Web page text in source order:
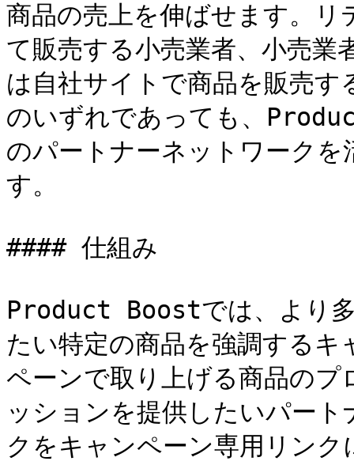
商品の売上を伸ばせます。
て販売する小売業者、小売業
は自社サイトで商品を販売す
のいずれであっても、
のパートナーネットワーク
す。
#### 仕組み
Product Boostでは、より多
たい特定の商品を強調する
ペーンで取り上げる商品の
ッションを提供したいパー
クをキャンペーン専用リン